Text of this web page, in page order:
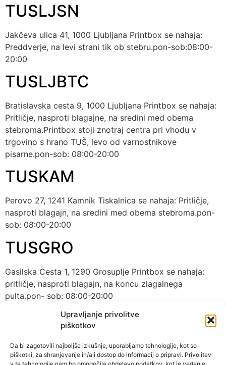
Upravljanje privolitve
piškotkov
Da bi zagotovili najboljše izkušnje, uporabljamo tehnologije, kot so
piškotki, za shranjevanje in/ali dostop do informacij o pripravi. Privolitev
TUSLJSN
Jakčeva ulica 41, 1000 Ljubljana Printbox se nahaja:
Preddverje, na levi strani tik ob stebru.pon-sob:08:00-
20:00
TUSLJBTC
Bratislavska cesta 9, 1000 Ljubljana Printbox se nahaja:
Pritličje, nasproti blagajne, na sredini med obema
stebroma.Printbox stoji znotraj centra pri vhodu v
trgovino s hrano TUŠ, levo od varnostnikove
pisarne.pon-sob: 08:00-20:00
TUSKAM
Perovo 27, 1241 Kamnik Tiskalnica se nahaja: Pritličje,
nasproti blagajn, na sredini med obema stebroma.pon-
sob: 08:00-20:00
TUSGRO
Gasilska Cesta 1, 1290 Grosuplje Printbox se nahaja:
pritličje, nasproti blagajn, na koncu zlagalnega
pulta.pon- sob: 08:00-20:00
TUSDOM
Ulica Gradnikove brigade 2g, 5000 Nova Gorica
Printbox se nahaja: ob stebru tik za vhodom.pon-